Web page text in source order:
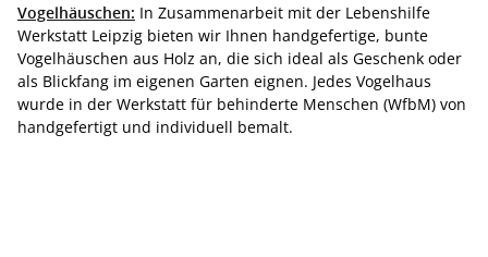
Vogelhäuschen: In Zusammenarbeit mit der Lebenshilfe
Werkstatt Leipzig bieten wir Ihnen handgefertige, bunte
Vogelhäuschen aus Holz an, die sich ideal als Geschenk oder
als Blickfang im eigenen Garten eignen. Jedes Vogelhaus
wurde in der Werkstatt für behinderte Menschen (WfbM) von
handgefertigt und individuell bemalt.